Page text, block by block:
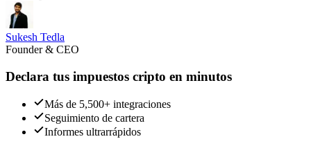
Sukesh Tedla
Founder & CEO
Declara tus impuestos cripto en minutos
Más de 5,500+ integraciones
Seguimiento de cartera
Informes ultrarrápidos